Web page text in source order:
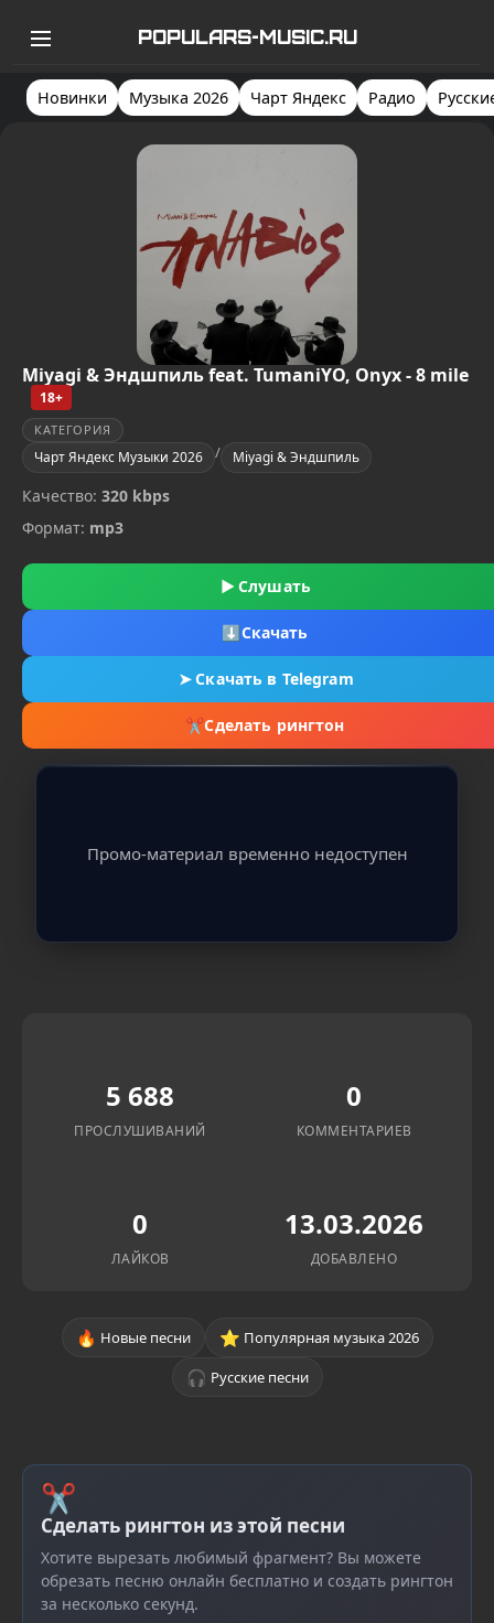
POPULARS-MUSIC.RU
Новинки Музыка 2026 Чарт Яндекс Радио
Miyagi & Эндшпиль feat. TumaniYO, Onyx - 8 mile
18+
КАТЕГОРИЯ
Чарт Яндекс Музыки 2026 / Miyagi & Эндшпиль
Качество: 320 kbps
Формат: mp3
▶ Слушать
⬇Скачать
➤Скачать в Telegram
✂Сделать рингтон
Промо-материал временно недоступен
5 688
ПРОСЛУШИВАНИЙ
0
КОММЕНТАРИЕВ
0
ЛАЙКОВ
13.03.2026
ДОБАВЛЕНО
🔥 Новые песни ⭐ Популярная музыка 2026
🎧 Русские песни
✂
Сделать рингтон из этой песни
Хотите вырезать любимый фрагмент? Вы можете
обрезать песню онлайн бесплатно и создать рингтон
за несколько секунд.